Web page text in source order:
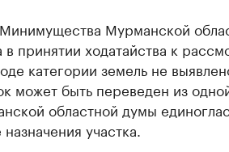
Мурманской
в принятии ходатайства к
категории земель не
может быть переведен из
областной думы
участка.